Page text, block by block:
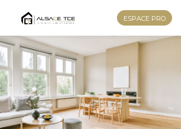
ESPACE PRO